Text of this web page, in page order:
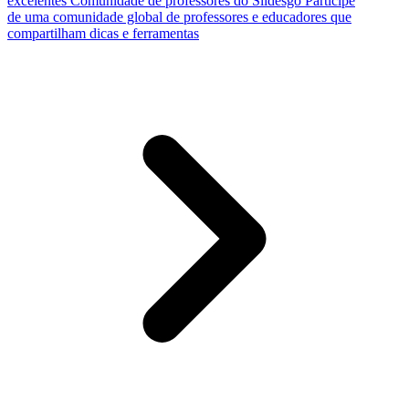
de uma comunidade global de professores e educadores que
compartilham dicas e ferramentas